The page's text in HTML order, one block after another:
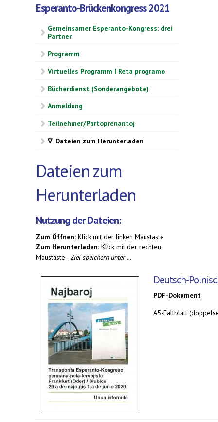
Esperanto-Brückenkongress 2021
Gemeinsamer Esperanto-Kongress: drei
Partner
Programm
Virtuelles Programm | Reta programo
Bücherdienst (Sonderangebote)
Anmeldung
Teilnehmer/Partoprenantoj
∇ Dateien zum Herunterladen
Dateien zum
Herunterladen
Nutzung der Dateien:
Zum Öffnen: Klick mit der linken Maustaste
Zum Herunterladen: Klick mit der rechten
Maustaste - Ziel speichern unter ...
Deutsch-
PDF-Dokument
A5-Faltblatt